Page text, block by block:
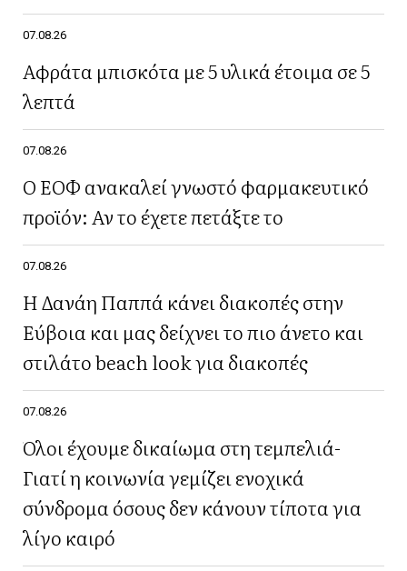
07.08.26
Αφράτα μπισκότα με 5 υλικά έτοιμα σε 5
λεπτά
07.08.26
Ο ΕΟΦ ανακαλεί γνωστό φαρμακευτικό
προϊόν: Αν το έχετε πετάξτε το
07.08.26
Η Δανάη Παππά κάνει διακοπές στην
Εύβοια και μας δείχνει το πιο άνετο και
στιλάτο beach look για διακοπές
07.08.26
Όλοι έχουμε δικαίωμα στη τεμπελιά-
Γιατί η κοινωνία γεμίζει ενοχικά
σύνδρομα όσους δεν κάνουν τίποτα για
λίγο καιρό